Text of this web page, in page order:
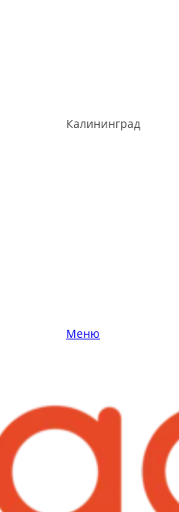
Калининград
Меню